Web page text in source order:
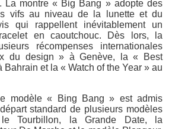
La montre « Big Bang » adopte des
vifs au niveau de la lunette et du
qui rappellent inévitablement un
en caoutchouc. Dès lors, la
récompenses internationales
du design » à Genève, la « Best
Bahrain et la « Watch of the Year » au
modèle « Bing Bang » est admis
standard de plusieurs modèles
Tourbillon, la Grande Date, la